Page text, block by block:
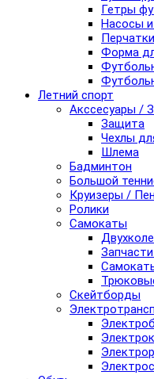
Гетры
Насосы
Форма
Летний спорт
Акссесуары /
Защита
Чехлы
Шлема
Бадминтон
Большой
Круизеры /
Ролики
Самокаты
Скейтборды